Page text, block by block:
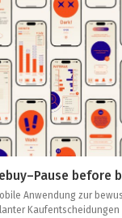
before
Anwendung zur
Kaufentscheidungen